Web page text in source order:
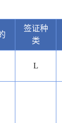
签证种
类
L